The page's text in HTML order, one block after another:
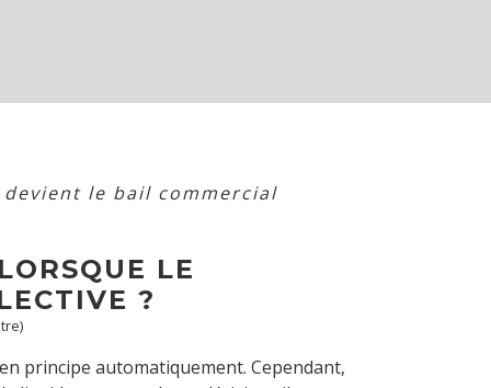
devient le bail commercial
LE
?
principe automatiquement. Cependant,